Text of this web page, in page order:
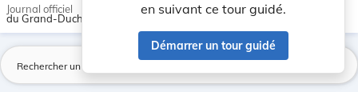
en suivant ce tour guidé.
Démarrer un tour guidé
Journal officiel
du Grand-Duché de Luxembourg